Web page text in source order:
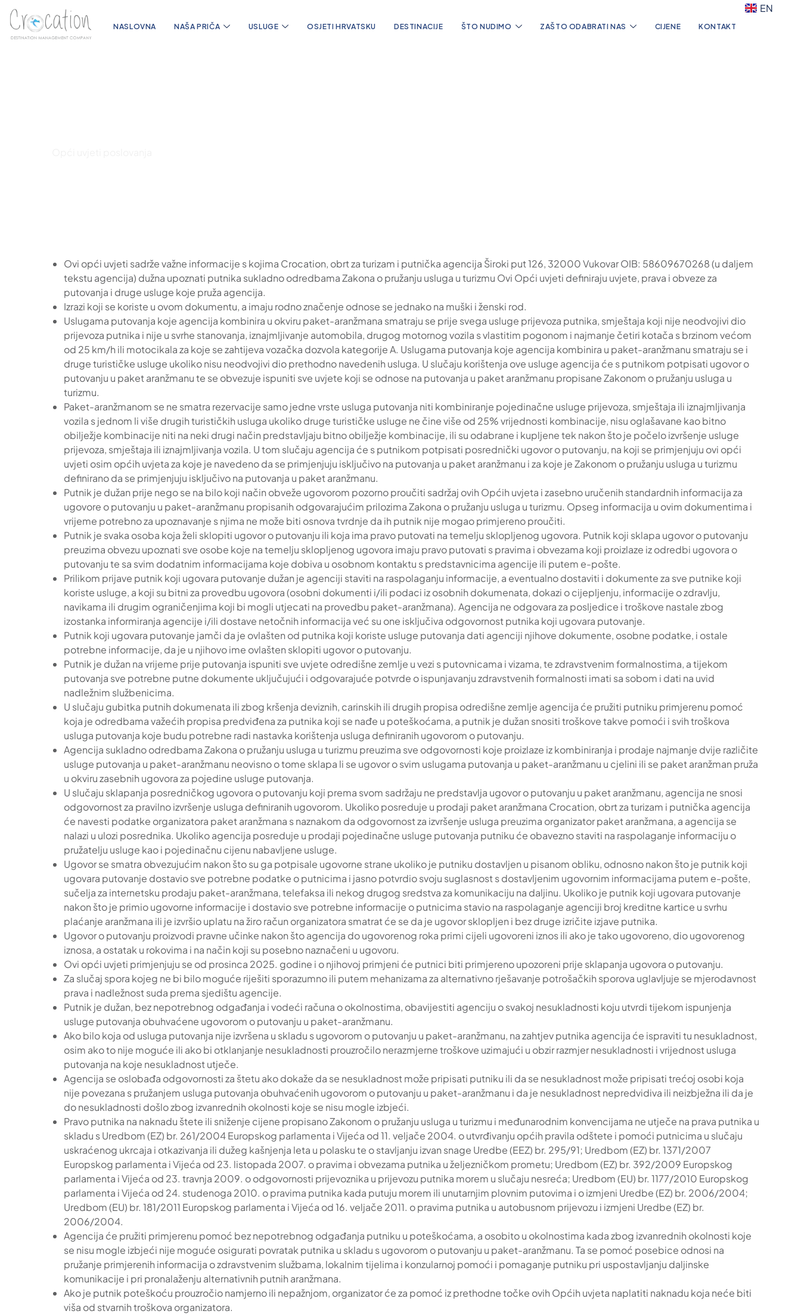
NASLOVNA NAŠA PRIČA USLUGE OSJETI HRVATSKU DESTINACIJE ŠTO NUDIMO ZAŠTO ODABRATI NAS CIJENE KONTAKT
EN
Ovi opći uvjeti sadrže važne informacije s kojima Crocation, obrt za turizam i putnička agencija Široki put 126, 32000 Vukovar OIB: 58609670268 (u daljem
tekstu agencija) dužna upoznati putnika sukladno odredbama Zakona o pružanju usluga u turizmu Ovi Opći uvjeti definiraju uvjete, prava i obveze za
putovanja i druge usluge koje pruža agencija.
Izrazi koji se koriste u ovom dokumentu, a imaju rodno značenje odnose se jednako na muški i ženski rod.
Uslugama putovanja koje agencija kombinira u okviru paket-aranžmana smatraju se prije svega usluge prijevoza putnika, smještaja koji nije neodvojivi dio
prijevoza putnika i nije u svrhe stanovanja, iznajmljivanje automobila, drugog motornog vozila s vlastitim pogonom i najmanje četiri kotača s brzinom većom
od 25 km/h ili motocikala za koje se zahtijeva vozačka dozvola kategorije A. Uslugama putovanja koje agencija kombinira u paket-aranžmanu smatraju se i
druge turističke usluge ukoliko nisu neodvojivi dio prethodno navedenih usluga. U slučaju korištenja ove usluge agencija će s putnikom potpisati ugovor o
putovanju u paket aranžmanu te se obvezuje ispuniti sve uvjete koji se odnose na putovanja u paket aranžmanu propisane Zakonom o pružanju usluga u
turizmu.
Paket-aranžmanom se ne smatra rezervacije samo jedne vrste usluga putovanja niti kombiniranje pojedinačne usluge prijevoza, smještaja ili iznajmljivanja
vozila s jednom li više drugih turističkih usluga ukoliko druge turističke usluge ne čine više od 25% vrijednosti kombinacije, nisu oglašavane kao bitno
obilježje kombinacije niti na neki drugi način predstavljaju bitno obilježje kombinacije, ili su odabrane i kupljene tek nakon što je počelo izvršenje usluge
prijevoza, smještaja ili iznajmljivanja vozila. U tom slučaju agencija će s putnikom potpisati posrednički ugovor o putovanju, na koji se primjenjuju ovi opći
uvjeti osim općih uvjeta za koje je navedeno da se primjenjuju isključivo na putovanja u paket aranžmanu i za koje je Zakonom o pružanju usluga u turizmu
definirano da se primjenjuju isključivo na putovanja u paket aranžmanu.
Putnik je dužan prije nego se na bilo koji način obveže ugovorom pozorno proučiti sadržaj ovih Općih uvjeta i zasebno uručenih standardnih informacija za
ugovore o putovanju u paket-aranžmanu propisanih odgovarajućim prilozima Zakona o pružanju usluga u turizmu. Opseg informacija u ovim dokumentima i
vrijeme potrebno za upoznavanje s njima ne može biti osnova tvrdnje da ih putnik nije mogao primjereno proučiti.
Putnik je svaka osoba koja želi sklopiti ugovor o putovanju ili koja ima pravo putovati na temelju sklopljenog ugovora. Putnik koji sklapa ugovor o putovanju
preuzima obvezu upoznati sve osobe koje na temelju sklopljenog ugovora imaju pravo putovati s pravima i obvezama koji proizlaze iz odredbi ugovora o
putovanju te sa svim dodatnim informacijama koje dobiva u osobnom kontaktu s predstavnicima agencije ili putem e-pošte.
Prilikom prijave putnik koji ugovara putovanje dužan je agenciji staviti na raspolaganju informacije, a eventualno dostaviti i dokumente za sve putnike koji
koriste usluge, a koji su bitni za provedbu ugovora (osobni dokumenti i/ili podaci iz osobnih dokumenata, dokazi o cijepljenju, informacije o zdravlju,
navikama ili drugim ograničenjima koji bi mogli utjecati na provedbu paket-aranžmana). Agencija ne odgovara za posljedice i troškove nastale zbog
izostanka informiranja agencije i/ili dostave netočnih informacija već su one isključiva odgovornost putnika koji ugovara putovanje.
Putnik koji ugovara putovanje jamči da je ovlašten od putnika koji koriste usluge putovanja dati agenciji njihove dokumente, osobne podatke, i ostale
potrebne informacije, da je u njihovo ime ovlašten sklopiti ugovor o putovanju.
Putnik je dužan na vrijeme prije putovanja ispuniti sve uvjete odredišne zemlje u vezi s putovnicama i vizama, te zdravstvenim formalnostima, a tijekom
putovanja sve potrebne putne dokumente uključujući i odgovarajuće potvrde o ispunjavanju zdravstvenih formalnosti imati sa sobom i dati na uvid
nadležnim službenicima.
U slučaju gubitka putnih dokumenata ili zbog kršenja deviznih, carinskih ili drugih propisa odredišne zemlje agencija će pružiti putniku primjerenu pomoć
koja je odredbama važećih propisa predviđena za putnika koji se nađe u poteškoćama, a putnik je dužan snositi troškove takve pomoći i svih troškova
usluga putovanja koje budu potrebne radi nastavka korištenja usluga definiranih ugovorom o putovanju.
Agencija sukladno odredbama Zakona o pružanju usluga u turizmu preuzima sve odgovornosti koje proizlaze iz kombiniranja i prodaje najmanje dvije različite
usluge putovanja u paket-aranžmanu neovisno o tome sklapa li se ugovor o svim uslugama putovanja u paket-aranžmanu u cjelini ili se paket aranžman pruža
u okviru zasebnih ugovora za pojedine usluge putovanja.
U slučaju sklapanja posredničkog ugovora o putovanju koji prema svom sadržaju ne predstavlja ugovor o putovanju u paket aranžmanu, agencija ne snosi
odgovornost za pravilno izvršenje usluga definiranih ugovorom. Ukoliko posreduje u prodaji paket aranžmana Crocation, obrt za turizam i putnička agencija
će navesti podatke organizatora paket aranžmana s naznakom da odgovornost za izvršenje usluga preuzima organizator paket aranžmana, a agencija se
nalazi u ulozi posrednika. Ukoliko agencija posreduje u prodaji pojedinačne usluge putovanja putniku će obavezno staviti na raspolaganje informaciju o
pružatelju usluge kao i pojedinačnu cijenu nabavljene usluge.
Ugovor se smatra obvezujućim nakon što su ga potpisale ugovorne strane ukoliko je putniku dostavljen u pisanom obliku, odnosno nakon što je putnik koji
ugovara putovanje dostavio sve potrebne podatke o putnicima i jasno potvrdio svoju suglasnost s dostavljenim ugovornim informacijama putem e-pošte,
sučelja za internetsku prodaju paket-aranžmana, telefaksa ili nekog drugog sredstva za komunikaciju na daljinu. Ukoliko je putnik koji ugovara putovanje
nakon što je primio ugovorne informacije i dostavio sve potrebne informacije o putnicima stavio na raspolaganje agenciji broj kreditne kartice u svrhu
plaćanje aranžmana ili je izvršio uplatu na žiro račun organizatora smatrat će se da je ugovor sklopljen i bez druge izričite izjave putnika.
Ugovor o putovanju proizvodi pravne učinke nakon što agencija do ugovorenog roka primi cijeli ugovoreni iznos ili ako je tako ugovoreno, dio ugovorenog
iznosa, a ostatak u rokovima i na način koji su posebno naznačeni u ugovoru.
Ovi opći uvjeti primjenjuju se od prosinca 2025. godine i o njihovoj primjeni će putnici biti primjereno upozoreni prije sklapanja ugovora o putovanju.
Za slučaj spora kojeg ne bi bilo moguće riješiti sporazumno ili putem mehanizama za alternativno rješavanje potrošačkih sporova uglavljuje se mjerodavnost
prava i nadležnost suda prema sjedištu agencije.
Putnik je dužan, bez nepotrebnog odgađanja i vodeći računa o okolnostima, obavijestiti agenciju o svakoj nesukladnosti koju utvrdi tijekom ispunjenja
usluge putovanja obuhvaćene ugovorom o putovanju u paket-aranžmanu.
Ako bilo koja od usluga putovanja nije izvršena u skladu s ugovorom o putovanju u paket-aranžmanu, na zahtjev putnika agencija će ispraviti tu nesukladnost,
osim ako to nije moguće ili ako bi otklanjanje nesukladnosti prouzročilo nerazmjerne troškove uzimajući u obzir razmjer nesukladnosti i vrijednost usluga
putovanja na koje nesukladnost utječe.
Agencija se oslobađa odgovornosti za štetu ako dokaže da se nesukladnost može pripisati putniku ili da se nesukladnost može pripisati trećoj osobi koja
nije povezana s pružanjem usluga putovanja obuhvaćenih ugovorom o putovanju u paket-aranžmanu i da je nesukladnost nepredvidiva ili neizbježna ili da je
do nesukladnosti došlo zbog izvanrednih okolnosti koje se nisu mogle izbjeći.
Pravo putnika na naknadu štete ili sniženje cijene propisano Zakonom o pružanju usluga u turizmu i međunarodnim konvencijama ne utječe na prava putnika u
skladu s Uredbom (EZ) br. 261/2004 Europskog parlamenta i Vijeća od 11. veljače 2004. o utvrđivanju općih pravila odštete i pomoći putnicima u slučaju
uskraćenog ukrcaja i otkazivanja ili dužeg kašnjenja leta u polasku te o stavljanju izvan snage Uredbe (EEZ) br. 295/91; Uredbom (EZ) br. 1371/2007
Europskog parlamenta i Vijeća od 23. listopada 2007. o pravima i obvezama putnika u željezničkom prometu; Uredbom (EZ) br. 392/2009 Europskog
parlamenta i Vijeća od 23. travnja 2009. o odgovornosti prijevoznika u prijevozu putnika morem u slučaju nesreća; Uredbom (EU) br. 1177/2010 Europskog
parlamenta i Vijeća od 24. studenoga 2010. o pravima putnika kada putuju morem ili unutarnjim plovnim putovima i o izmjeni Uredbe (EZ) br. 2006/2004;
Uredbom (EU) br. 181/2011 Europskog parlamenta i Vijeća od 16. veljače 2011. o pravima putnika u autobusnom prijevozu i izmjeni Uredbe (EZ) br.
2006/2004.
Agencija će pružiti primjerenu pomoć bez nepotrebnog odgađanja putniku u poteškoćama, a osobito u okolnostima kada zbog izvanrednih okolnosti koje
se nisu mogle izbjeći nije moguće osigurati povratak putnika u skladu s ugovorom o putovanju u paket-aranžmanu. Ta se pomoć posebice odnosi na
pružanje primjerenih informacija o zdravstvenim službama, lokalnim tijelima i konzularnoj pomoći i pomaganje putniku pri uspostavljanju daljinske
komunikacije i pri pronalaženju alternativnih putnih aranžmana.
Ako je putnik poteškoću prouzročio namjerno ili nepažnjom, organizator će za pomoć iz prethodne točke ovih Općih uvjeta naplatiti naknadu koja neće biti
viša od stvarnih troškova organizatora.